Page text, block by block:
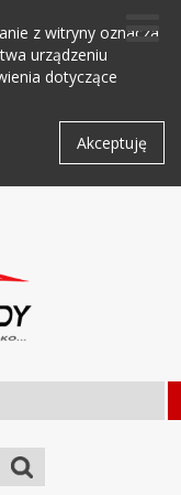
z witryny oznacza
urządzeniu
dotyczące
Akceptuję